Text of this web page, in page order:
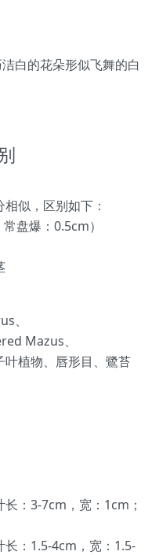
白的花朵形似飞舞的白
似，区别如下：
盘爆：0.5cm）
、
Mazus、
植物、唇形目、鷺苔
长：3-7cm，宽：1cm；
长：1.5-4cm，宽：1.5-